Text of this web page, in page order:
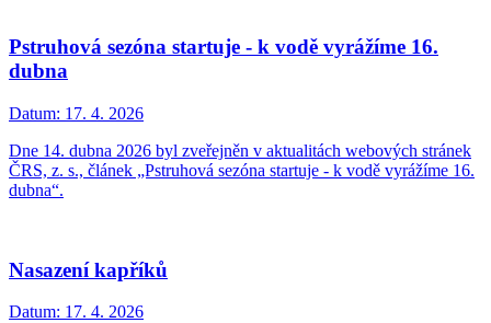
Pstruhová sezóna startuje - k vodě vyrážíme 16.
dubna
Datum: 17. 4. 2026
Dne 14. dubna 2026 byl zveřejněn v aktualitách webových stránek
ČRS, z. s., článek „Pstruhová sezóna startuje - k vodě vyrážíme 16.
dubna“.
Nasazení kapříků
Datum: 17. 4. 2026